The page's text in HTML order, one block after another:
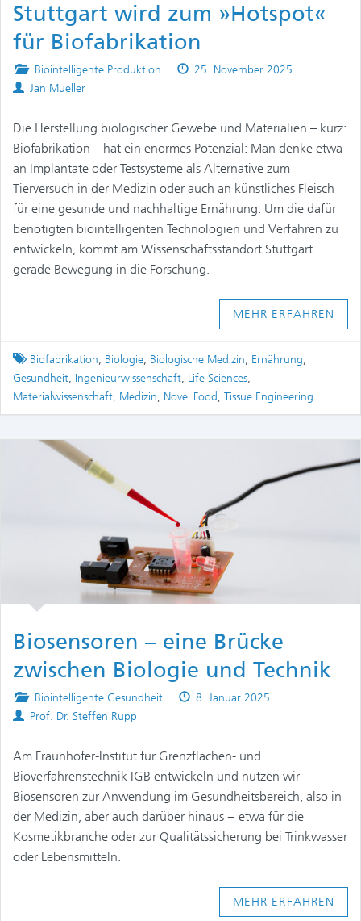
Stuttgart wird zum »Hotspot«
für Biofabrikation
Posted
in
Biointelligente Produktion
Published
25. November 2025
Authors
Jan Mueller
Die Herstellung biologischer Gewebe und Materialien – kurz:
Biofabrikation – hat ein enormes Potenzial: Man denke etwa
an Implantate oder Testsysteme als Alternative zum
Tierversuch in der Medizin oder auch an künstliches Fleisch
für eine gesunde und nachhaltige Ernährung. Um die dafür
benötigten biointelligenten Technologien und Verfahren zu
entwickeln, kommt am Wissenschaftsstandort Stuttgart
gerade Bewegung in die Forschung.
MEHR ERFAHREN
Tagged
Biofabrikation, Biologie, Biologische Medizin, Ernährung,
Gesundheit, Ingenieurwissenschaft, Life Sciences,
Materialwissenschaft, Medizin, Novel Food, Tissue Engineering
Biosensoren – eine Brücke
zwischen Biologie und Technik
Posted
in
Biointelligente Gesundheit
Published
8. Januar 2025
Authors
Prof. Dr. Steffen Rupp
Am Fraunhofer-Institut für Grenzflächen- und
Bioverfahrenstechnik IGB entwickeln und nutzen wir
Biosensoren zur Anwendung im Gesundheitsbereich, also in
der Medizin, aber auch darüber hinaus − etwa für die
Kosmetikbranche oder zur Qualitätssicherung bei Trinkwasser
oder Lebensmitteln.
MEHR ERFAHREN